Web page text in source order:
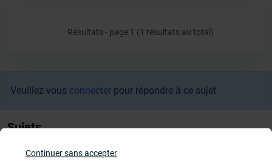
Résultats - page 1 (1 résultats au total)
Veuillez vous connecter pour répondre à ce sujet
Sujets
Cabines de hammam
Continuer sans accepter